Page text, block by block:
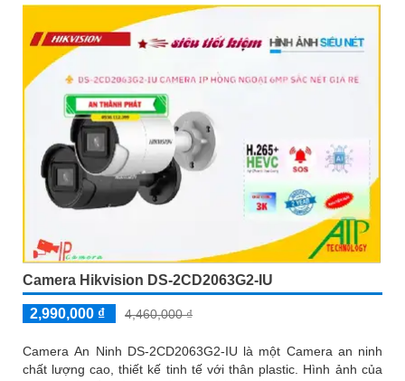
Camera Hikvision DS-2CD2063G2-IU
2,990,000 ₫ 4,460,000 ₫
Camera An Ninh DS-2CD2063G2-IU là một Camera an ninh
chất lượng cao, thiết kế tinh tế với thân plastic. Hình ảnh của